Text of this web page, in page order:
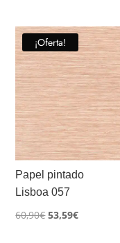
era:
69,90€.
es:
61,51€.
¡Oferta!
Papel pintado
Lisboa 057
60,90€El
53,59€El